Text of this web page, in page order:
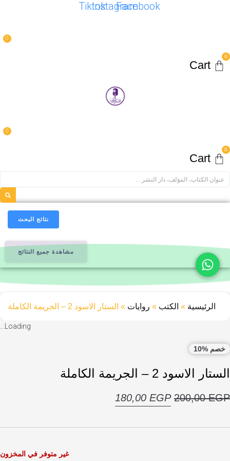
Facebook
Instagram
Tiktok
نتائج البحث
مشاهدة جميع النتائج
»الكتب»روايات » الستار الاسود 2 – الجريمة الكاملة
Loading...
2 – الجريمة الكاملة
السعر
هو:
180,00 EGP
السعر
هو:
غير متوفر في المخزون